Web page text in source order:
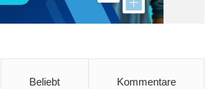
Beliebt Kommentare